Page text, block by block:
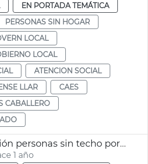
EN PORTADA TEMÁTICA
PERSONAS SIN HOGAR
LOCAL
LOCAL
ATENCION SOCIAL
LLAR
CAES
CABALLERO
CAES. Atención personas sin techo por lluvias
1 año